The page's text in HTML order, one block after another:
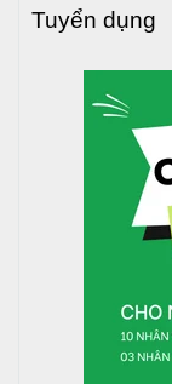
Tuyển dụng